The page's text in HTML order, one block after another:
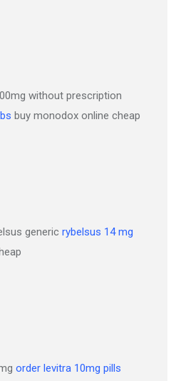
without prescription
buy monodox online cheap
generic rybelsus 14 mg
order levitra 10mg pills